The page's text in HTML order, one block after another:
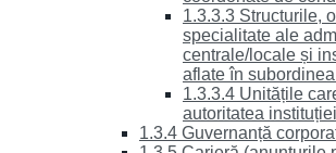
1.3.3.3 Structurile,
specialitate ale
centrale/locale și
aflate în
1.3.3.4 Unitățile
autoritatea instituției
1.3.4 Guvernanță